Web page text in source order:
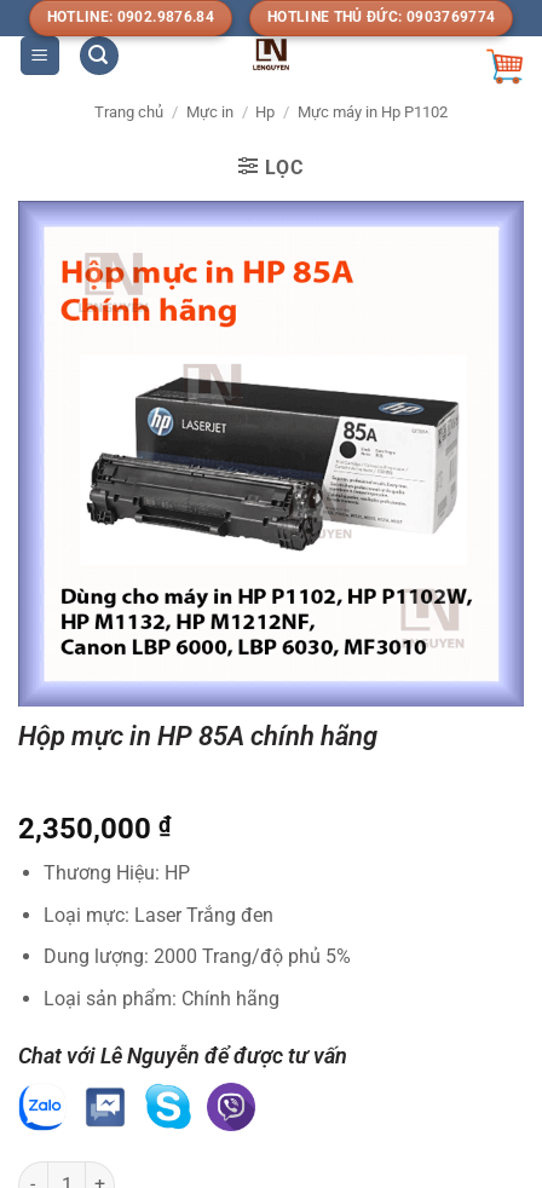
qua
nội
HOTLINE: 0902.9876.84 HOTLINE THỦ ĐỨC: 0903769774
Trang chủ / Mực in / Hp / Mực máy in Hp P1102
LỌC
Hộp mực in HP 85A chính hãng
2,350,000 ₫
Thương Hiệu: HP
Loại mực: Laser Trắng đen
Dung lượng: 2000 Trang/độ phủ 5%
Loại sản phẩm: Chính hãng
Chat với Lê Nguyễn để được tư vấn
Hộp mực in HP 85A chính hãng số lượng